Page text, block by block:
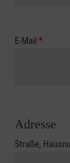
E-Mail *
Adresse
Straße,